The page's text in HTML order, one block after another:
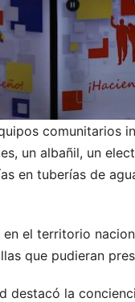
un albañil, un
en tuberías de
el territorio
que pudieran
destacó la